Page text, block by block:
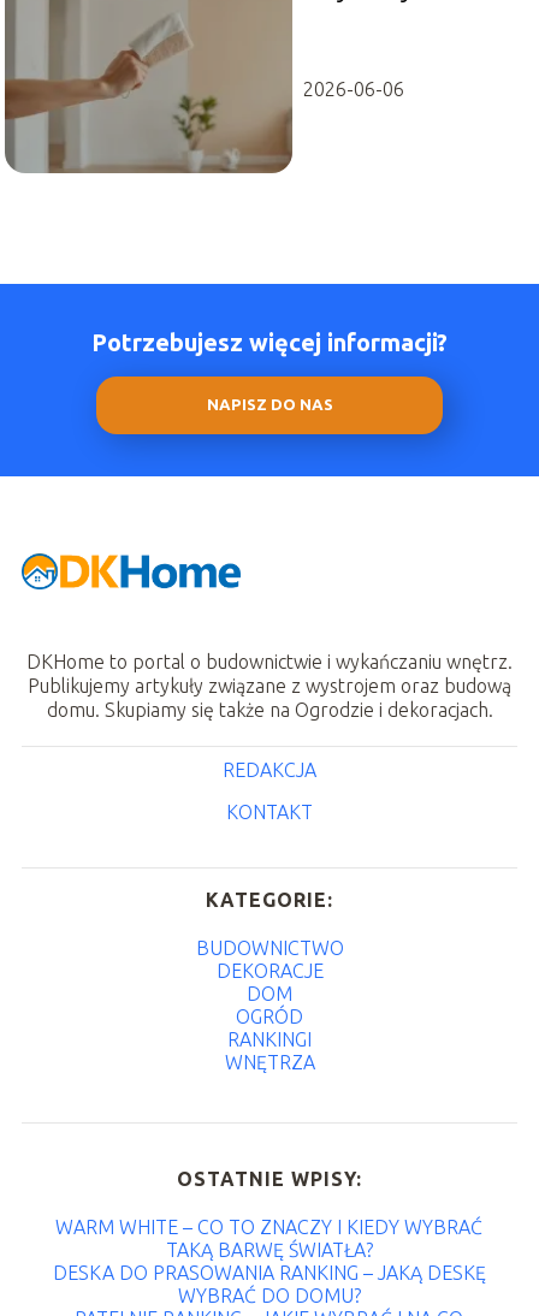
2026-06-06
Potrzebujesz więcej informacji?
NAPISZ DO NAS
DKHome to portal o budownictwie i wykańczaniu wnętrz.
Publikujemy artykuły związane z wystrojem oraz budową
domu. Skupiamy się także na Ogrodzie i dekoracjach.
REDAKCJA
KONTAKT
KATEGORIE:
BUDOWNICTWO
DEKORACJE
DOM
OGRÓD
RANKINGI
WNĘTRZA
OSTATNIE WPISY:
WARM WHITE – CO TO ZNACZY I KIEDY WYBRAĆ
TAKĄ BARWĘ ŚWIATŁA?
DESKA DO PRASOWANIA RANKING – JAKĄ DESKĘ
WYBRAĆ DO DOMU?